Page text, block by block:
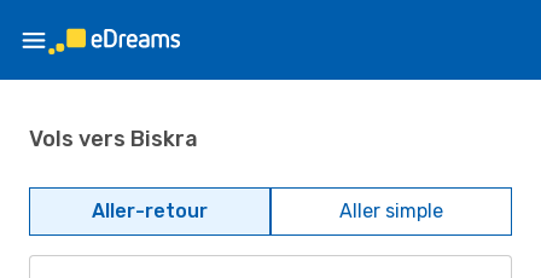
Vols vers Biskra
Aller-retour Aller simple